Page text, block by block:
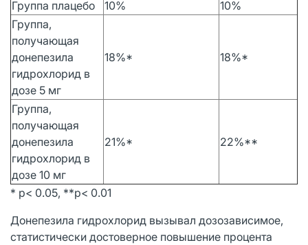
Группа плацебо 10%
10%
Группа,
получающая
донепезила
гидрохлорид в
дозе 5 мг
18%* 18%*
Группа,
получающая
донепезила
гидрохлорид в
дозе 10 мг
21%* 22%**
* р< 0.05, **р< 0.01
Донепезила гидрохлорид вызывал дозозависимое,
статистически достоверное повышение процента